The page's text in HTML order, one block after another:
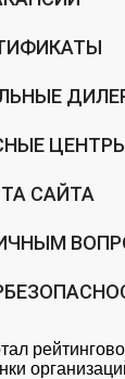
САЙТА